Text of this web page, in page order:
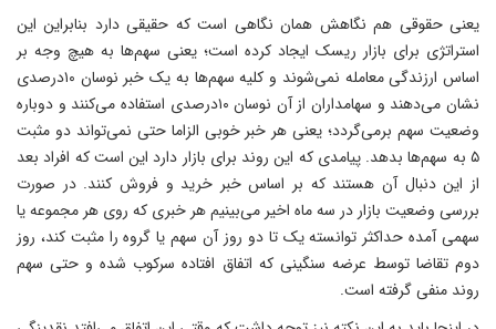
یعنی حقوقی هم نگاهش همان نگاهی است که حقیقی دارد بنابراین این
استراتژی برای بازار ریسک ایجاد کرده است؛ یعنی سهم‌ها به هیچ وجه بر
اساس ارزندگی معامله نمی‌شوند و کلیه سهم‌ها به یک خبر نوسان ۱۰‌درصدی
نشان می‌دهند و سهامداران از آن نوسان ۱۰‌درصدی استفاده می‌کنند و دوباره
وضعیت سهم برمی‌گردد؛ یعنی هر خبر خوبی الزاما حتی نمی‌تواند دو مثبت
۵ به سهم‌ها بدهد. پیامدی که این روند برای بازار دارد این است که افراد بعد
از این دنبال آن هستند که بر اساس خبر خرید و فروش کنند. در صورت
بررسی وضعیت بازار در سه ماه اخیر می‌بینیم هر خبری که روی هر مجموعه‌ یا
سهمی آمده حداکثر توانسته یک تا دو روز آن سهم یا گروه‌ را مثبت کند، روز
دوم تقاضا توسط عرضه سنگینی که اتفاق افتاده سرکوب شده و حتی سهم
روند منفی گرفته است.